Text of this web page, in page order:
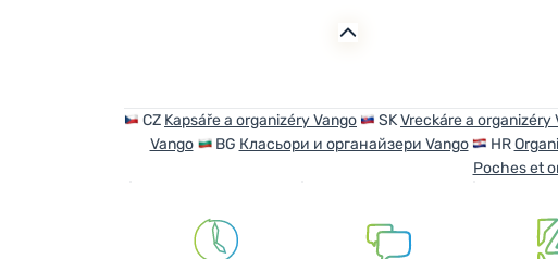
CZ Kapsáře a organizéry Vango SKVreckáre a organizéry
Vango
BG Класьори и органайзери Vango HR
Poches et